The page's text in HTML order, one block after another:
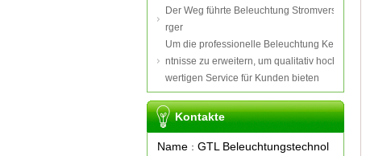
Der Weg führte Beleuchtung Stromverso
rger
Um die professionelle Beleuchtung Ken
ntnisse zu erweitern, um qualitativ hoch
wertigen Service für Kunden bieten
Kontakte
Name ： GTL Beleuchtungstechnol